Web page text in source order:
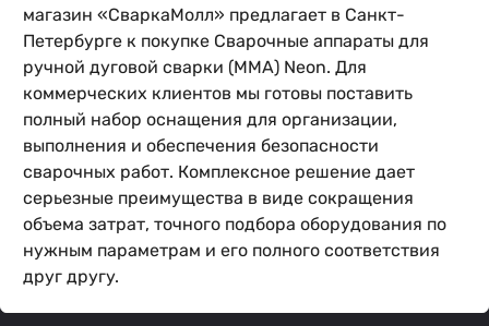
магазин «СваркаМолл» предлагает в Санкт-
Петербурге к покупке Сварочные аппараты для
ручной дуговой сварки (MMA) Neon. Для
коммерческих клиентов мы готовы поставить
полный набор оснащения для организации,
выполнения и обеспечения безопасности
сварочных работ. Комплексное решение дает
серьезные преимущества в виде сокращения
объема затрат, точного подбора оборудования по
нужным параметрам и его полного соответствия
друг другу.